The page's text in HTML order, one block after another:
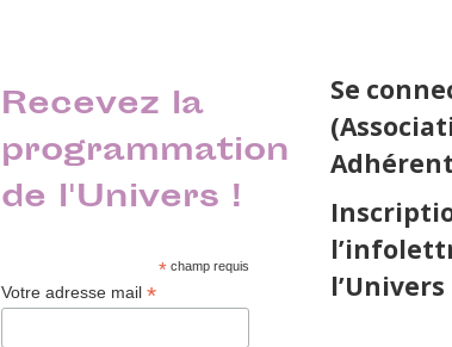
Recevez la
programmation
de l'Univers !
*champ requis
Votre adresse mail*
Se
l’Univers